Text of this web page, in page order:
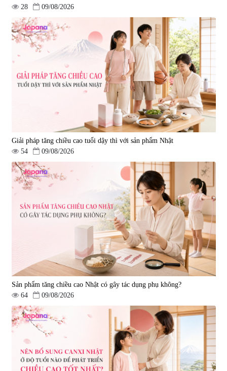
28 09/08/2026
Giải pháp tăng chiều cao tuổi dậy thì với sản phẩm Nhật
54
09/08/2026
Sản phẩm tăng chiều cao Nhật có gây tác dụng phụ không?
64
09/08/2026